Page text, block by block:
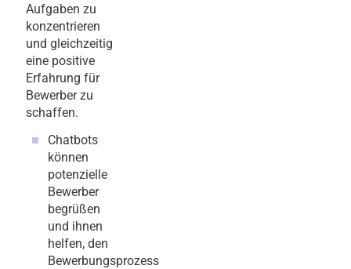
Aufgaben zu
konzentrieren
und gleichzeitig
eine positive
Erfahrung für
Bewerber zu
schaffen.
Chatbots
können
potenzielle
Bewerber
begrüßen
und ihnen
helfen, den
Bewerbungsprozess